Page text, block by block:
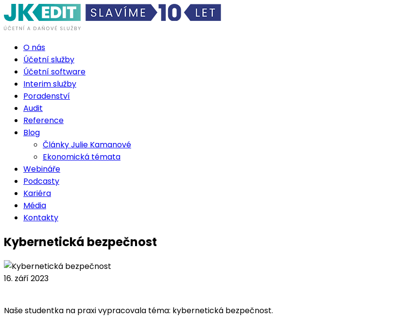
O nás
Účetní služby
Účetní software
Interim služby
Poradenství
Audit
Reference
Blog
Články Julie Kamanové
Ekonomická témata
Webináře
Podcasty
Kariéra
Média
Kontakty
Kybernetická bezpečnost
16. září 2023
Naše studentka na praxi vypracovala téma: kybernetická bezpečnost.